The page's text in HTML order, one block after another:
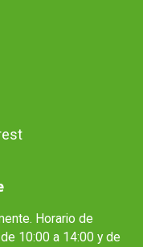
Horario de
10:00 a 14:00 y de